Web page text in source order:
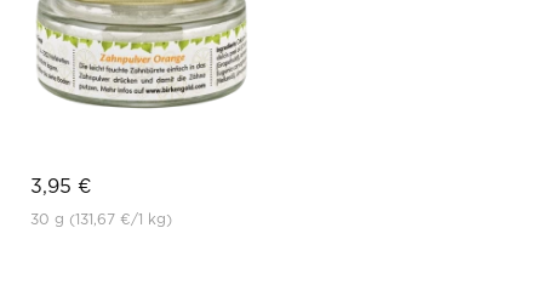
3,95 €
30 g (131,67 €/1 kg)